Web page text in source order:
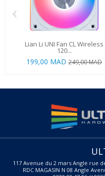
Lian Li UNI Fan CL Wireless
120...
199,00 MAD 249,00 MAD
‹
117 Avenue du 2 mars Angle rue
RDC MAGASIN N 08 Angle